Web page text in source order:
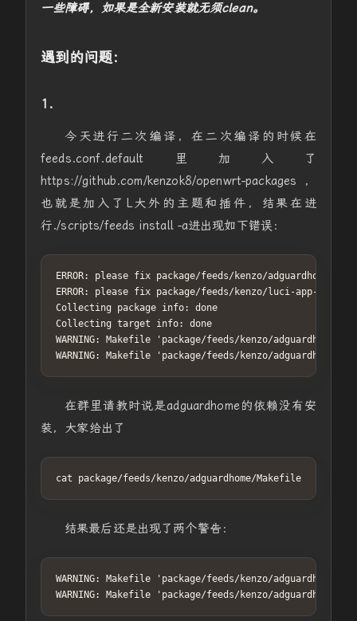
一些障碍，如果是全新安装就无须clean。
遇到的问题：
1.
今天进行二次编译，在二次编译的时候在
feeds.conf.default里加入了
https://github.com/kenzok8/openwrt-packages，
也就是加入了L大外的主题和插件，结果在进
行./scripts/feeds install -a进出现如下错误：
ERROR: please fix package/feeds/kenzo/adguardhome/
ERROR: please fix package/feeds/kenzo/luci-app-
Collecting package info: done
Collecting target info: done
WARNING: Makefile 'package/feeds/kenzo/
WARNING: Makefile 'package/feeds/kenzo/
在群里请教时说是adguardhome的依赖没有安
装，大家给出了
cat package/feeds/kenzo/adguardhome/Makefile
结果最后还是出现了两个警告：
WARNING: Makefile 'package/feeds/kenzo/
WARNING: Makefile 'package/feeds/kenzo/